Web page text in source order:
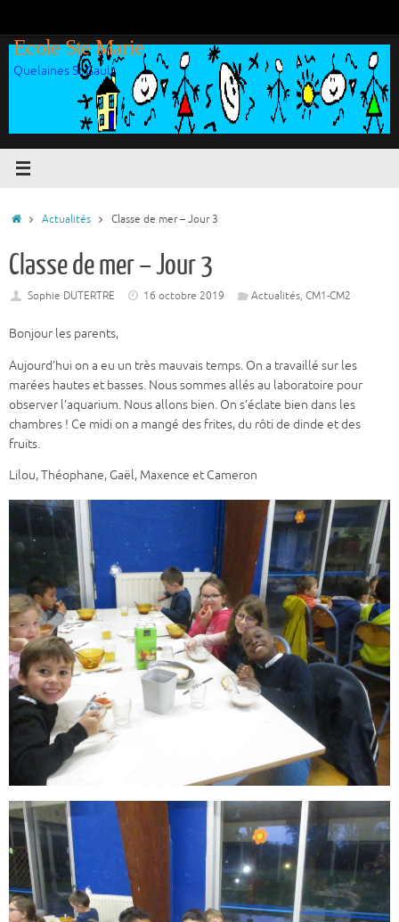
contenu
Ecole Ste Marie
Quelaines St Gault
Accueil
Actualités Classe de mer – Jour 3
Classe de mer – Jour 3
Sophie DUTERTRE 16 octobre 2019 Actualités, CM1-CM2
Bonjour les parents,
Aujourd’hui on a eu un très mauvais temps. On a travaillé sur les
marées hautes et basses. Nous sommes allés au laboratoire pour
observer l’aquarium. Nous allons bien. On s’éclate bien dans les
chambres ! Ce midi on a mangé des frites, du rôti de dinde et des
fruits.
Lilou, Théophane, Gaël, Maxence et Cameron